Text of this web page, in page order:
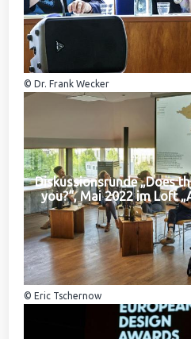
© Dr. Frank Wecker
Diskussionsrunde „Does
you?“, Mai 2022 im Loft
© Eric Tschernow